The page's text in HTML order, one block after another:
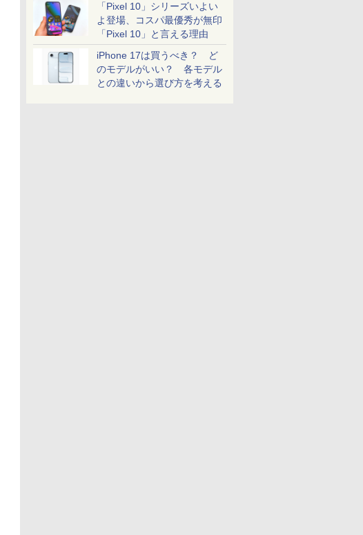
「Pixel 10」シリーズいよい
よ登場、コスパ最優秀が無印
「Pixel 10」と言える理由
iPhone 17は買うべき？ ど
のモデルがいい？ 各モデル
との違いから選び方を考える